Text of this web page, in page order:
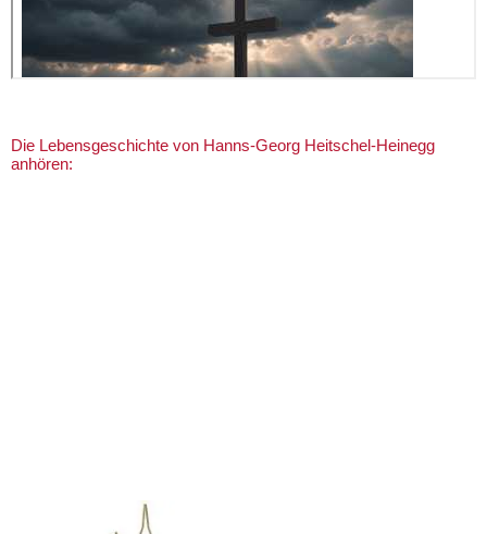
Die Lebensgeschichte von Hanns-Georg Heitschel-Heinegg
anhören: